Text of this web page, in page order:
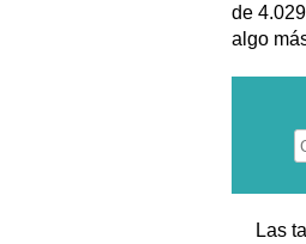
de
algo
Las